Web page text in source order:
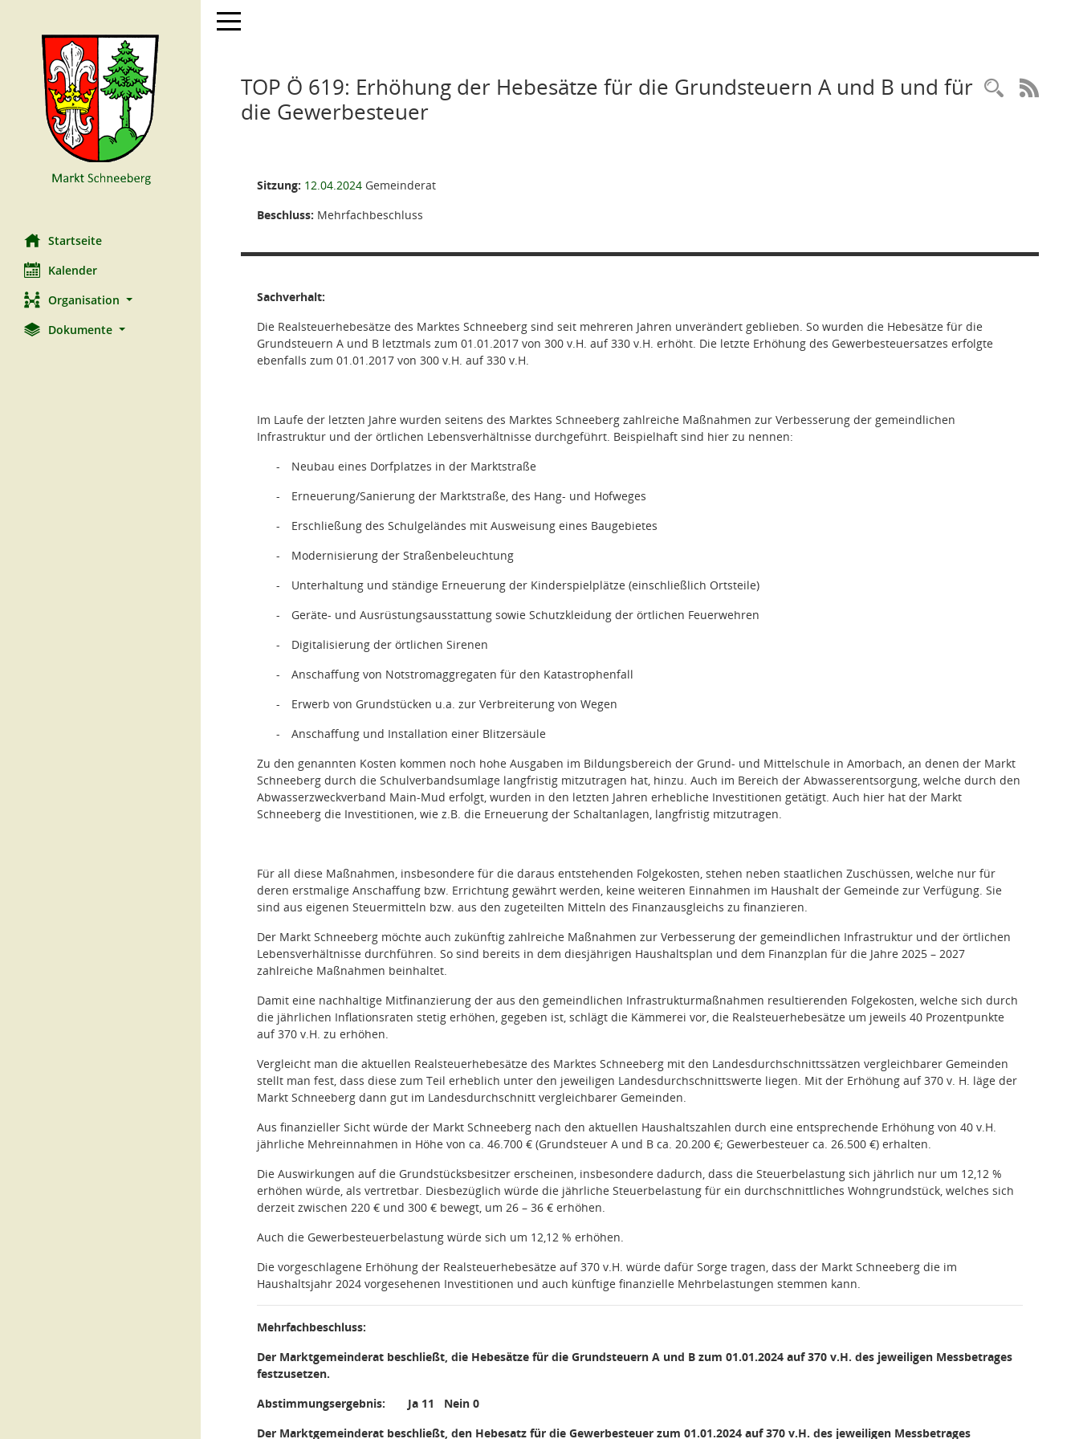
Startseite
Kalender
Organisation
Dokumente
Toggle navigation
TOP Ö 619: Erhöhung der Hebesätze für die Grundsteuern A und B und für
die Gewerbesteuer
Sitzung: 12.04.2024 Gemeinderat
Beschluss: Mehrfachbeschluss
Sachverhalt:
Die Realsteuerhebesätze des Marktes Schneeberg sind seit mehreren Jahren unverändert geblieben. So wurden die Hebesätze für die
Grundsteuern A und B letztmals zum 01.01.2017 von 300 v.H. auf 330 v.H. erhöht. Die letzte Erhöhung des Gewerbesteuersatzes erfolgte
ebenfalls zum 01.01.2017 von 300 v.H. auf 330 v.H.
Im Laufe der letzten Jahre wurden seitens des Marktes Schneeberg zahlreiche Maßnahmen zur Verbesserung der gemeindlichen
Infrastruktur und der örtlichen Lebensverhältnisse durchgeführt. Beispielhaft sind hier zu nennen:
-
Neubau eines Dorfplatzes in der Marktstraße
-
Erneuerung/Sanierung der Marktstraße, des Hang- und Hofweges
-
Erschließung des Schulgeländes mit Ausweisung eines Baugebietes
-
Modernisierung der Straßenbeleuchtung
-
Unterhaltung und ständige Erneuerung der Kinderspielplätze (einschließlich Ortsteile)
-
Geräte- und Ausrüstungsausstattung sowie Schutzkleidung der örtlichen Feuerwehren
-
Digitalisierung der örtlichen Sirenen
-
Anschaffung von Notstromaggregaten für den Katastrophenfall
-
Erwerb von Grundstücken u.a. zur Verbreiterung von Wegen
-
Anschaffung und Installation einer Blitzersäule
Zu den genannten Kosten kommen noch hohe Ausgaben im Bildungsbereich der Grund- und Mittelschule in Amorbach, an denen der Markt
Schneeberg durch die Schulverbandsumlage langfristig mitzutragen hat, hinzu. Auch im Bereich der Abwasserentsorgung, welche durch den
Abwasserzweckverband Main-Mud erfolgt, wurden in den letzten Jahren erhebliche Investitionen getätigt. Auch hier hat der Markt
Schneeberg die Investitionen, wie z.B. die Erneuerung der Schaltanlagen, langfristig mitzutragen.
Für all diese Maßnahmen, insbesondere für die daraus entstehenden Folgekosten, stehen neben staatlichen Zuschüssen, welche nur für
deren erstmalige Anschaffung bzw. Errichtung gewährt werden, keine weiteren Einnahmen im Haushalt der Gemeinde zur Verfügung. Sie
sind aus eigenen Steuermitteln bzw. aus den zugeteilten Mitteln des Finanzausgleichs zu finanzieren.
Der Markt Schneeberg möchte auch zukünftig zahlreiche Maßnahmen zur Verbesserung der gemeindlichen Infrastruktur und der örtlichen
Lebensverhältnisse durchführen. So sind bereits in dem diesjährigen Haushaltsplan und dem Finanzplan für die Jahre 2025 – 2027
zahlreiche Maßnahmen beinhaltet.
Damit eine nachhaltige Mitfinanzierung der aus den gemeindlichen Infrastrukturmaßnahmen resultierenden Folgekosten, welche sich durch
die jährlichen Inflationsraten stetig erhöhen, gegeben ist, schlägt die Kämmerei vor, die Realsteuerhebesätze um jeweils 40 Prozentpunkte
auf 370 v.H. zu erhöhen.
Vergleicht man die aktuellen Realsteuerhebesätze des Marktes Schneeberg mit den Landesdurchschnittssätzen vergleichbarer Gemeinden
stellt man fest, dass diese zum Teil erheblich unter den jeweiligen Landesdurchschnittswerte liegen. Mit der Erhöhung auf 370 v. H. läge der
Markt Schneeberg dann gut im Landesdurchschnitt vergleichbarer Gemeinden.
Aus finanzieller Sicht würde der Markt Schneeberg nach den aktuellen Haushaltszahlen durch eine entsprechende Erhöhung von 40 v.H.
jährliche Mehreinnahmen in Höhe von ca. 46.700 € (Grundsteuer A und B ca. 20.200 €; Gewerbesteuer ca. 26.500 €) erhalten.
Die Auswirkungen auf die Grundstücksbesitzer erscheinen, insbesondere dadurch, dass die Steuerbelastung sich jährlich nur um 12,12 %
erhöhen würde, als vertretbar. Diesbezüglich würde die jährliche Steuerbelastung für ein durchschnittliches Wohngrundstück, welches sich
derzeit zwischen 220 € und 300 € bewegt, um 26 – 36 € erhöhen.
Auch die Gewerbesteuerbelastung würde sich um 12,12 % erhöhen.
Die vorgeschlagene Erhöhung der Realsteuerhebesätze auf 370 v.H. würde dafür Sorge tragen, dass der Markt Schneeberg die im
Haushaltsjahr 2024 vorgesehenen Investitionen und auch künftige finanzielle Mehrbelastungen stemmen kann.
Mehrfachbeschluss:
Der Marktgemeinderat beschließt, die Hebesätze für die Grundsteuern A und B zum 01.01.2024 auf 370 v.H. des jeweiligen Messbetrages
festzusetzen.
Abstimmungsergebnis:
Ja 11
Nein 0
Der Marktgemeinderat beschließt, den Hebesatz für die Gewerbesteuer zum 01.01.2024 auf 370 v.H. des jeweiligen Messbetrages